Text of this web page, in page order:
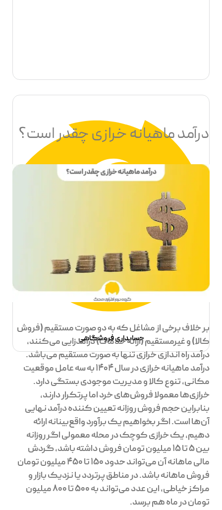
حسابداری فروشگاهی
درآمد ماهیانه خرازی چقدر است؟
بر خلاف برخی از مشاغل که به دو صورت مستقیم (فروش
کالا) و غیرمستقیم (ارائه خدمات) درآمدزایی می‌کنند،
درآمد راه اندازی خرازی تنها به صورت مستقیم می‌باشد.
درآمد ماهیانه خرازی در سال ۱۴۰۴ به سه عامل موقعیت
مکانی، تنوع کالا و مدیریت موجودی بستگی دارد.
خرازی‌ها معمولا فروش‌های خرد اما پرتکرار دارند،
بنابراین حجم فروش روزانه تعیین کننده درآمد نهایی
آن‌ها است. اگر بخواهیم یک برآورد واقع‌بینانه ارائه
دهیم، یک خرازی کوچک در محله معمولی اگر روزانه
بین ۵ تا ۱۵ میلیون تومان فروش داشته باشد، گردش
مالی ماهانه آن می‌تواند حدود ۱۵۰ تا ۴۵۰ میلیون تومان
فروش ماهانه باشد. در مناطق پرتردد یا نزدیک بازار و
مراکز خیاطی، این عدد می‌تواند به ۵۰۰ تا ۸۰۰ میلیون
تومان در ماه هم برسد.